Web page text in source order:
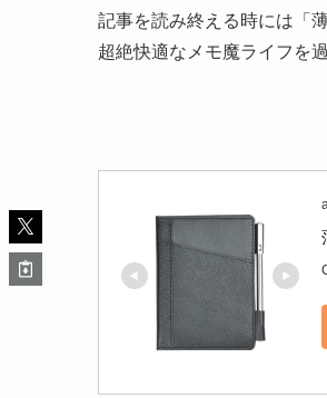
記事を読み終える時には「
超絶快適なメモ魔ライフを